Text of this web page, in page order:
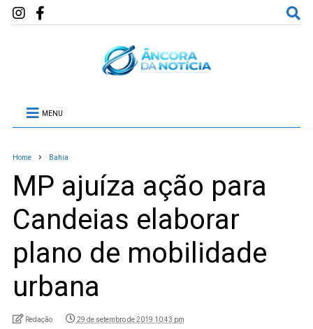
MENU
Home Bahia
MP ajuíza ação para
Candeias elaborar
plano de mobilidade
urbana
Redação 29 de setembro de 2019 10:43 pm